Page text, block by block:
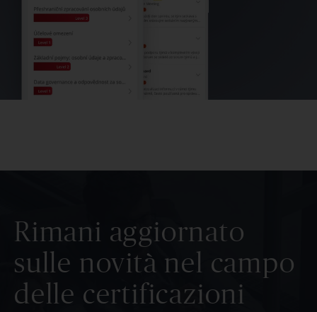
Rimani aggiornato
sulle novità nel campo
delle certificazioni